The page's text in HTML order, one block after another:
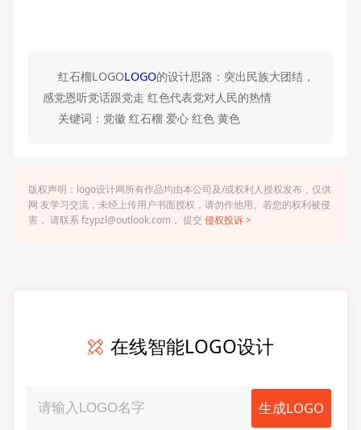
红石榴LOGOLOGO的设计思路：突出民族大团结，
感党恩听党话跟党走 红色代表党对人民的热情
关键词：党徽 红石榴 爱心 红色 黄色
版权声明：logo设计网所有作品均由本公司及/或权利人授权发布，仅供
网 友学习交流，未经上传用户书面授权，请勿作他用。若您的权利被侵
害， 请联系 fzypzl@outlook.com， 提交 侵权投诉 >
在线智能LOGO设计
生成LOGO